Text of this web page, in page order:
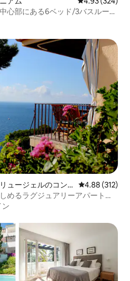
心部にある6ベッド/3バスルー
ュージェルのコン
レビュー312
4.88 (312)
めるラグジュアリーアパート、